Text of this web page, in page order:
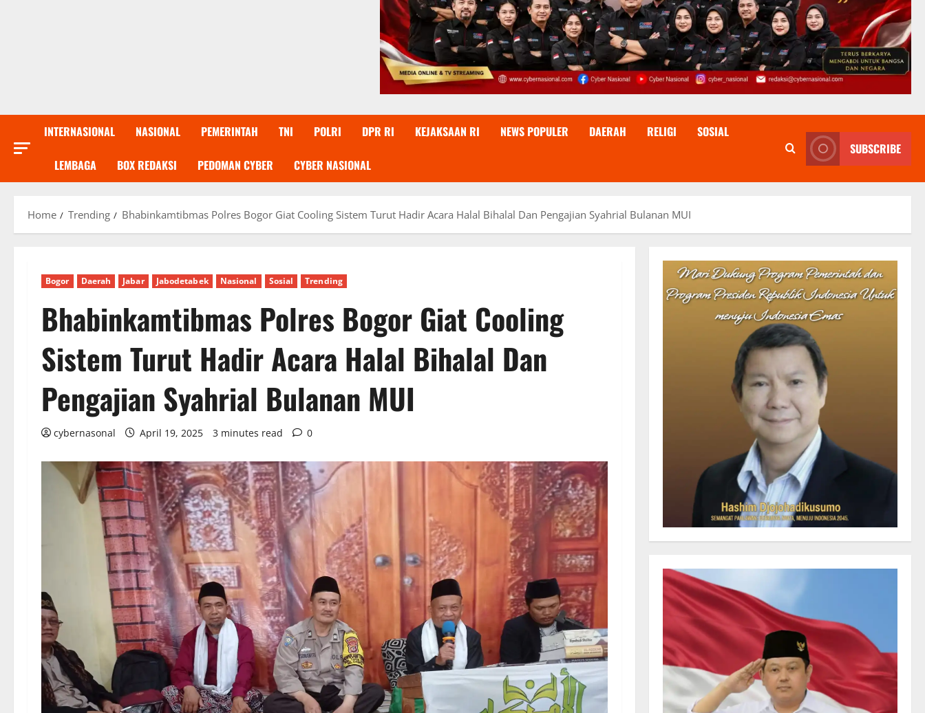
INTERNASIONAL NASIONAL PEMERINTAH TNI POLRI DPR RI KEJAKSAAN RI NEWS POPULER DAERAH RELIGI SOSIAL
LEMBAGA BOX REDAKSI PEDOMAN CYBER CYBER NASIONAL
SUBSCRIBE
Home Trending Bhabinkamtibmas Polres Bogor Giat Cooling Sistem Turut Hadir Acara Halal Bihalal Dan Pengajian Syahrial Bulanan MUI
Bogor Daerah Jabar Jabodetabek Nasional Sosial Trending
Bhabinkamtibmas Polres Bogor Giat Cooling
Sistem Turut Hadir Acara Halal Bihalal Dan
Pengajian Syahrial Bulanan MUI
cybernasonal April 19, 2025 3 minutes read 0